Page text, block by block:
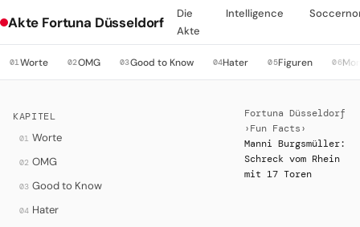
Akte Fortuna Düsseldorf
Die
Akte
Intelligence
01Worte 02OMG 03Good to Know 04Hater 05Figuren 06
KAPITEL
01 Worte
02 OMG
03 Good to Know
04 Hater
Fortuna Düsseldorf
› Fun Facts ›
Manni Burgsmüller:
Schreck vom Rhein
mit 17 Toren